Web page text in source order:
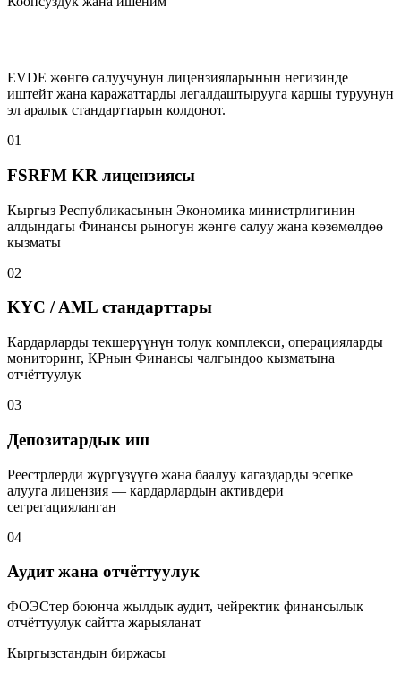
EVDE жөнгө салуучунун лицензияларынын негизинде
иштейт жана каражаттарды легалдаштырууга каршы туруунун
эл аралык стандарттарын колдонот.
01
FSRFM KR лицензиясы
Кыргыз Республикасынын Экономика министрлигинин
алдындагы Финансы рыногун жөнгө салуу жана көзөмөлдөө
кызматы
02
KYC / AML стандарттары
Кардарларды текшерүүнүн толук комплекси, операцияларды
мониторинг, КРнын Финансы чалгындоо кызматына
отчёттуулук
03
Депозитардык иш
Реестрлерди жүргүзүүгө жана баалуу кагаздарды эсепке
алууга лицензия — кардарлардын активдери
сегрегацияланган
04
Аудит жана отчёттуулук
ФОЭСтер боюнча жылдык аудит, чейректик финансылык
отчёттуулук сайтта жарыяланат
Кыргызстандын биржасы